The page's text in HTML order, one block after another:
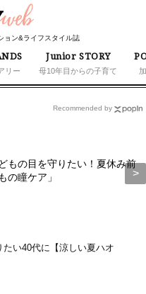
ョン&ライフスタイル誌
リー
Junior STORY
母10年目からの子育て
もの目を守りたい！夏休み前
の瞳ケア」
Recommended by
たい40代に【涼しい夏ハオ